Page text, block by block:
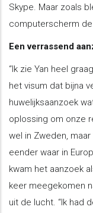
Skype. Maar zoals
computerscherm de
Een verrassend
“Ik zie Yan heel
het visum dat bijna
huwelijksaanzoek
oplossing om onze
wel in Zweden,
eender waar in
kwam het aanzoek
keer meegekomen
uit de lucht. “Ik had